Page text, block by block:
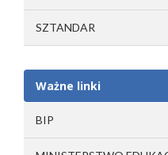
SZTANDAR
Ważne linki
BIP